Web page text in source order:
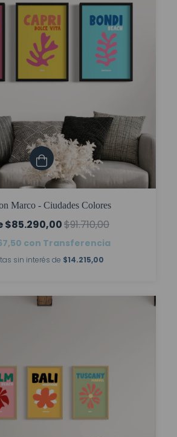
Marco - Ciudades Colores
$85.290,00$91.710,00
con Transferencia
sin interés de $14.215,00